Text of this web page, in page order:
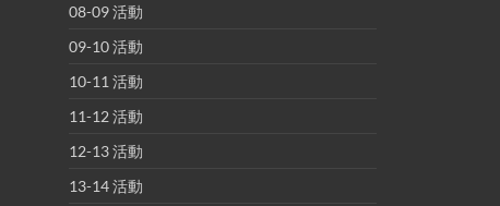
08-09 活動
09-10 活動
10-11 活動
11-12 活動
12-13 活動
13-14 活動